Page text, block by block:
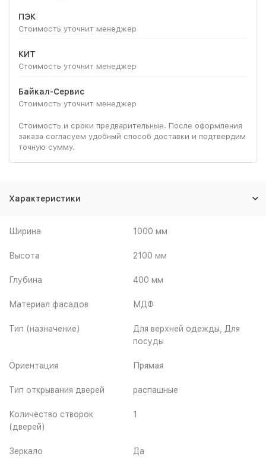
ПЭК
Стоимость уточнит менеджер
КИТ
Стоимость уточнит менеджер
Байкал-Сервис
Стоимость уточнит менеджер
Стоимость и сроки предварительные. После оформления
заказа согласуем удобный способ доставки и подтвердим
точную сумму.
Характеристики
Ширина 1000 мм
Высота 2100 мм
Глубина 400 мм
Материал фасадов МДФ
Тип (назначение)
Для верхней одежды, Для
посуды
Ориентация Прямая
Тип открывания дверей распашные
Количество створок
(дверей)
1
Зеркало Да